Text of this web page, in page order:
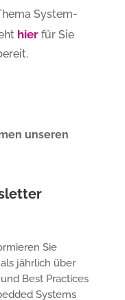
System-
hier für Sie
unseren
Sie
jährlich über
Best Practices
Systems